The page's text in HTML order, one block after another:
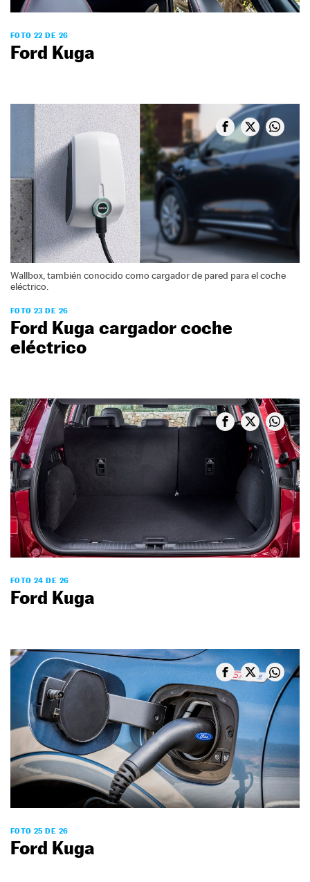
FOTO 22 DE 26
Ford Kuga
Wallbox, también conocido como cargador de pared para el coche
eléctrico.
FOTO 23 DE 26
Ford Kuga cargador coche
eléctrico
FOTO 24 DE 26
Ford Kuga
FOTO 25 DE 26
Ford Kuga